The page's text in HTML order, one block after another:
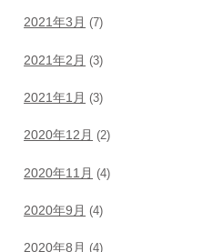
2021年3月 (7)
2021年2月 (3)
2021年1月 (3)
2020年12月 (2)
2020年11月 (4)
2020年9月 (4)
2020年8月 (4)